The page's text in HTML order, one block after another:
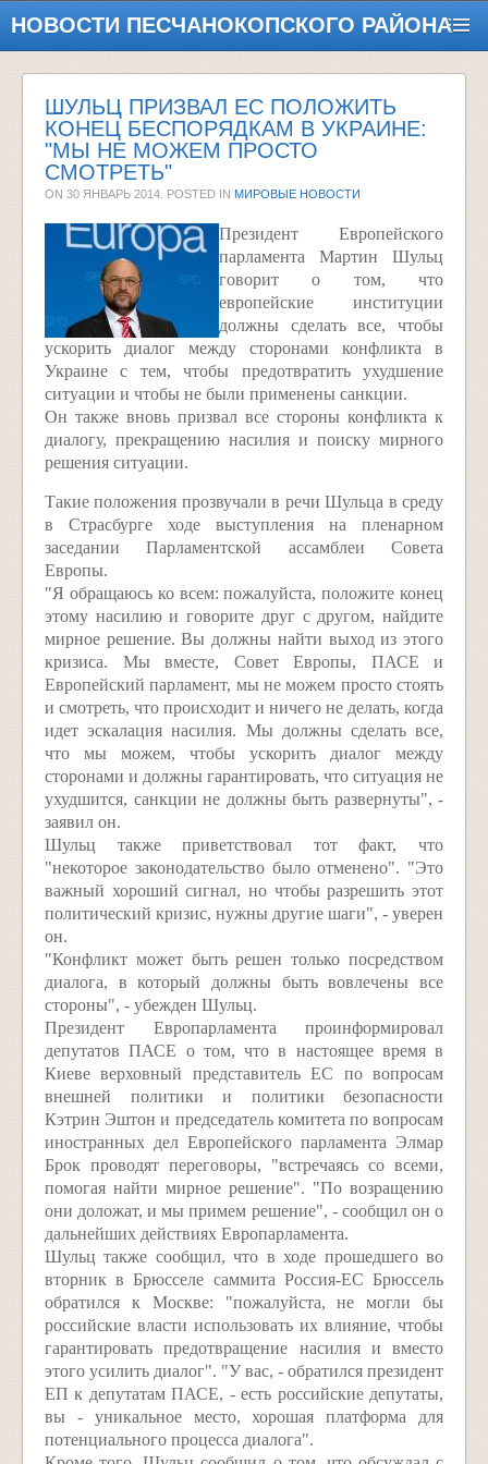
НОВОСТИ ПЕСЧАНОКОПСКОГО РАЙОНА
ШУЛЬЦ ПРИЗВАЛ ЕС ПОЛОЖИТЬ
КОНЕЦ БЕСПОРЯДКАМ В УКРАИНЕ:
"МЫ НЕ МОЖЕМ ПРОСТО
СМОТРЕТЬ"
ON 30 ЯНВАРЬ 2014 . POSTED IN МИРОВЫЕ НОВОСТИ
Президент Европейского
парламента Мартин Шульц
говорит о том, что
европейские институции
должны сделать все, чтобы
ускорить диалог между сторонами конфликта в
Украине с тем, чтобы предотвратить ухудшение
ситуации и чтобы не были применены санкции.
Он также вновь призвал все стороны конфликта к
диалогу, прекращению насилия и поиску мирного
решения ситуации.
Такие положения прозвучали в речи Шульца в среду
в Страсбурге ходе выступления на пленарном
заседании Парламентской ассамблеи Совета
Европы.
"Я обращаюсь ко всем: пожалуйста, положите конец
этому насилию и говорите друг с другом, найдите
мирное решение. Вы должны найти выход из этого
кризиса. Мы вместе, Совет Европы, ПАСЕ и
Европейский парламент, мы не можем просто стоять
и смотреть, что происходит и ничего не делать, когда
идет эскалация насилия. Мы должны сделать все,
что мы можем, чтобы ускорить диалог между
сторонами и должны гарантировать, что ситуация не
ухудшится, санкции не должны быть развернуты", -
заявил он.
Шульц также приветствовал тот факт, что
"некоторое законодательство было отменено". "Это
важный хороший сигнал, но чтобы разрешить этот
политический кризис, нужны другие шаги", - уверен
он.
"Конфликт может быть решен только посредством
диалога, в который должны быть вовлечены все
стороны", - убежден Шульц.
Президент Европарламента проинформировал
депутатов ПАСЕ о том, что в настоящее время в
Киеве верховный представитель ЕС по вопросам
внешней политики и политики безопасности
Кэтрин Эштон и председатель комитета по вопросам
иностранных дел Европейского парламента Элмар
Брок проводят переговоры, "встречаясь со всеми,
помогая найти мирное решение". "По возращению
они доложат, и мы примем решение", - сообщил он о
дальнейших действиях Европарламента.
Шульц также сообщил, что в ходе прошедшего во
вторник в Брюсселе саммита Россия-ЕС Брюссель
обратился к Москве: "пожалуйста, не могли бы
российские власти использовать их влияние, чтобы
гарантировать предотвращение насилия и вместо
этого усилить диалог". "У вас, - обратился президент
ЕП к депутатам ПАСЕ, - есть российские депутаты,
вы - уникальное место, хорошая платформа для
потенциального процесса диалога".